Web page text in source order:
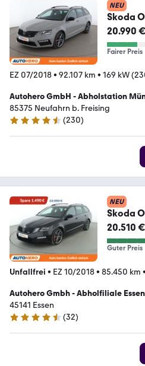
NEU
Skoda
HZ*
20.990 €
Fairer Preis
EZ 07/2018• 92.107 km • 169 kW
Autohero GmbH - Abholstation
85375 Neufahrn b. Freising
4.4 Sterne
(230)
NEU
Skoda
20.510 €
Guter Preis
Unfallfrei • EZ 10/2018• 85.450 km •
Autohero Gmbh - Abholfiliale Essen
45141 Essen
4.7 Sterne
(32)